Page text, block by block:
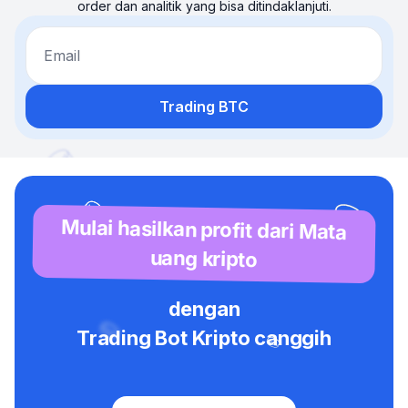
order dan analitik yang bisa ditindaklanjuti.
Email
Trading BTC
Mulai hasilkan profit dari Mata
uang kripto
dengan
Trading Bot Kripto canggih